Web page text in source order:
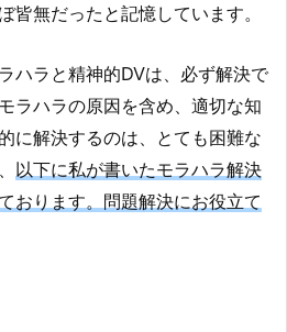
皆無だったと記憶しています。
ハラと精神的DVは、必ず解決で
ラハラの原因を含め、適切な知
に解決するのは、とても困難な
以下に私が書いたモラハラ解決
おります。問題解決にお役立て